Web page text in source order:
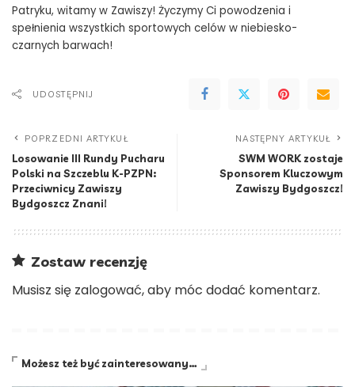
Patryku, witamy w Zawiszy! Życzymy Ci powodzenia i
spełnienia wszystkich sportowych celów w niebiesko-
czarnych barwach!
UDOSTĘPNIJ
POPRZEDNI ARTYKUŁ
Losowanie III Rundy Pucharu
Polski na Szczeblu K-PZPN:
Przeciwnicy Zawiszy
Bydgoszcz Znani!
NASTĘPNY ARTYKUŁ
SWM WORK zostaje
Sponsorem Kluczowym
Zawiszy Bydgoszcz!
Zostaw recenzję
Musisz się zalogować, aby móc dodać komentarz.
Możesz też być zainteresowany…